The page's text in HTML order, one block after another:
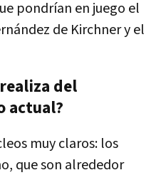
pondrían en juego el
ández de Kirchneryel
del
actual?
muyclaros: los
, queson alrededor